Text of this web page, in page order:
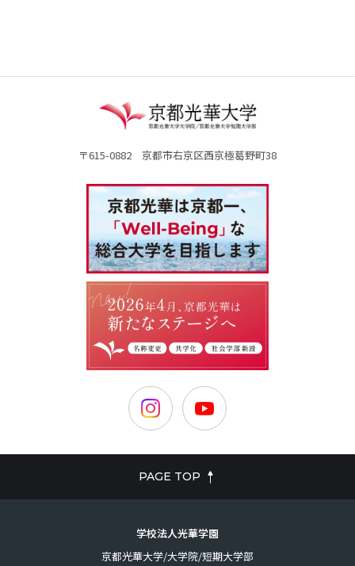
〒615-0882 京都市右京区西京極葛野町38
PAGE TOP
学校法人光華学園
京都光華大学/大学院/短期大学部